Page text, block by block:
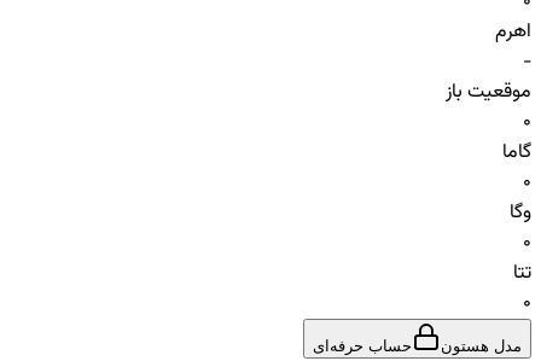
اهرم
-
موقعیت باز
0
گاما
0
وگا
0
تتا
0
مدل هستون حساب حرفه‌ای